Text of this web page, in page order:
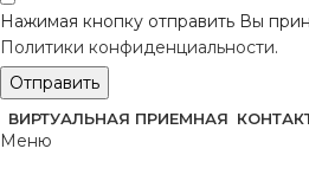
Нажимая кнопку отправить Вы
Политики конфиденциальности.
Отправить
ВИРТУАЛЬНАЯ ПРИЕМНАЯ
Меню